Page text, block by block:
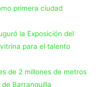
primera ciudad
la Exposición del
para el talento
de 2 millones de metros
Barranquilla